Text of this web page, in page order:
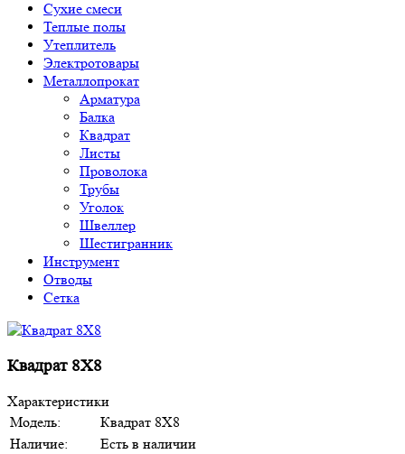
Сухие смеси
Теплые полы
Утеплитель
Электротовары
Металлопрокат
Арматура
Балка
Квадрат
Листы
Проволока
Трубы
Уголок
Швеллер
Шестигранник
Инструмент
Отводы
Сетка
Квадрат 8Х8
Характеристики
Модель:
Квадрат 8Х8
Наличие:
Есть в наличии